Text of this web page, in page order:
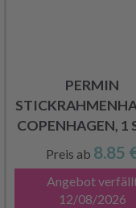
PERMIN
COPENHAGEN, 1
Preis ab 8.85
Angebot
12/08/2026